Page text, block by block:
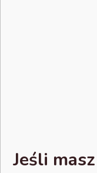
Jeśli